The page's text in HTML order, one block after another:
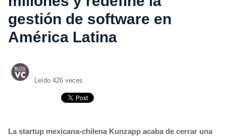
gestión de software en
América Latina
Leído 426 veces
La startup mexicana-chilena Kunzapp acaba de cerrar una